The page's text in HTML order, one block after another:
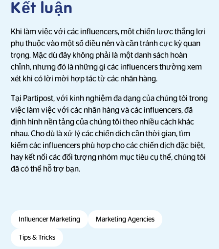
Kết luận
Khi làm việc với các influencers, một chiến lược thắng lợi
phụ thuộc vào một số điều nên và cần tránh cực kỳ quan
trọng. Mặc dù đây không phải là một danh sách hoàn
chỉnh, nhưng đó là những gì các influencers thường xem
xét khi có lời mời hợp tác từ các nhãn hàng.
Tại Partipost, với kinh nghiệm đa dạng của chúng tôi trong
việc làm việc với các nhãn hàng và các influencers, đã
định hình nền tảng của chúng tôi theo nhiều cách khác
nhau. Cho dù là xử lý các chiến dịch cần thời gian, tìm
kiếm các influencers phù hợp cho các chiến dịch đặc biệt,
hay kết nối các đối tượng nhóm mục tiêu cụ thể, chúng tôi
đã có thể hỗ trợ bạn.
Influencer Marketing Marketing Agencies
Tips & Tricks